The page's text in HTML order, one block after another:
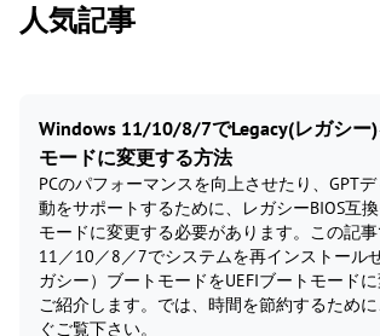
人気記事
Windows 11/10/8/7でLegacy(レガシー)
モードに変更する方法
PCのパフォーマンスを向上させたり、GPT
動をサポートするために、レガシーBIOS互
モードに変更する必要があります。この記
11／10／8／7でシステムを再インストール
ガシー）ブートモードをUEFIブートモード
ご紹介します。では、時間を節約するため
ぐご覧下さい。